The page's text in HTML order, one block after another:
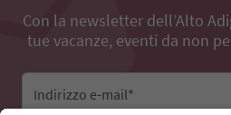
Con la newsletter dell’Alto
tue vacanze, eventi da non
Indirizzo e-mail*